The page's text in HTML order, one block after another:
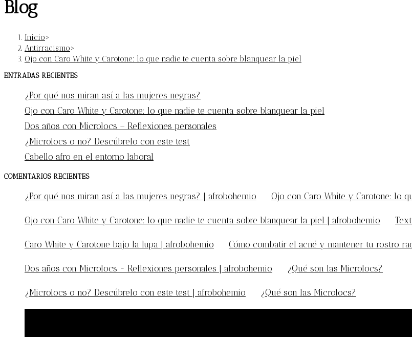
Blog
Inicio>
Antirracismo>
Ojo con Caro White y Carotone: lo que nadie te cuenta sobre blanquear la piel
ENTRADAS RECIENTES
¿Por qué nos miran así a las mujeres negras?
Ojo con Caro White y Carotone: lo que nadie te cuenta sobre blanquear la piel
Dos años con Microlocs – Reflexiones personales
¿Microlocs o no? Descúbrelo con este test
Cabello afro en el entorno laboral
COMENTARIOS RECIENTES
¿Por qué nos miran así a las mujeres negras? | afrobohemio Ojo con Caro White y Carotone: lo
Ojo con Caro White y Carotone: lo que nadie te cuenta sobre blanquear la piel | afrobohemio
Caro White y Carotone bajo la lupa | afrobohemio Cómo combatir el acné y mantener tu rostro
Dos años con Microlocs - Reflexiones personales | afrobohemio ¿Qué son las Microlocs?
¿Microlocs o no? Descúbrelo con este test | afrobohemio ¿Qué son las Microlocs?